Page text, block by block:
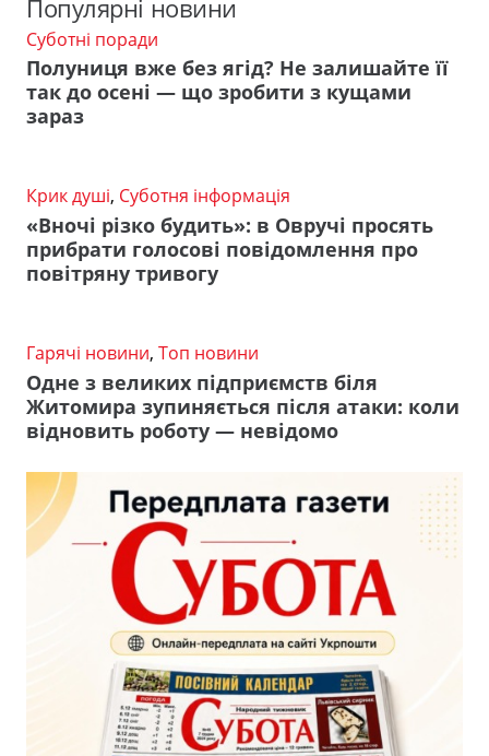
Популярні новини
Суботні поради
Полуниця вже без ягід? Не залишайте її
так до осені — що зробити з кущами
зараз
Крик душі, Суботня інформація
«Вночі різко будить»: в Овручі просять
прибрати голосові повідомлення про
повітряну тривогу
Гарячі новини, Топ новини
Одне з великих підприємств біля
Житомира зупиняється після атаки: коли
відновить роботу — невідомо